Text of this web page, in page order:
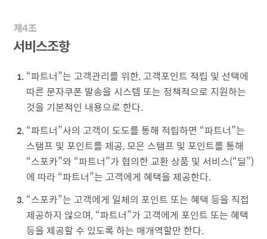
제4조
서비스조항
파트너 는 고객관리를 위한, 고객포인트 적립 및 선택에
따른 문자쿠폰 발송을 시스템 또는 정책적으로 지원하는
것을 기본적인 내용으로 한다.
파트너 사의 고객이 도도를 통해 적립하면 파트너 는
스탬프 및 포인트를 제공, 모은 스탬프 및 포인트를 통해
스포카 와 파트너 가 협의한 교환 상품 및 서비스( 딜 )
에 따라 파트너 는 고객에게 혜택을 제공한다.
스포카 는 고객에게 일체의 포인트 또는 혜택 등을 직접
제공하지 않으며, 파트너 가 고객에게 포인트 또는 혜택
등을 제공할 수 있도록 하는 매개역할만 한다.